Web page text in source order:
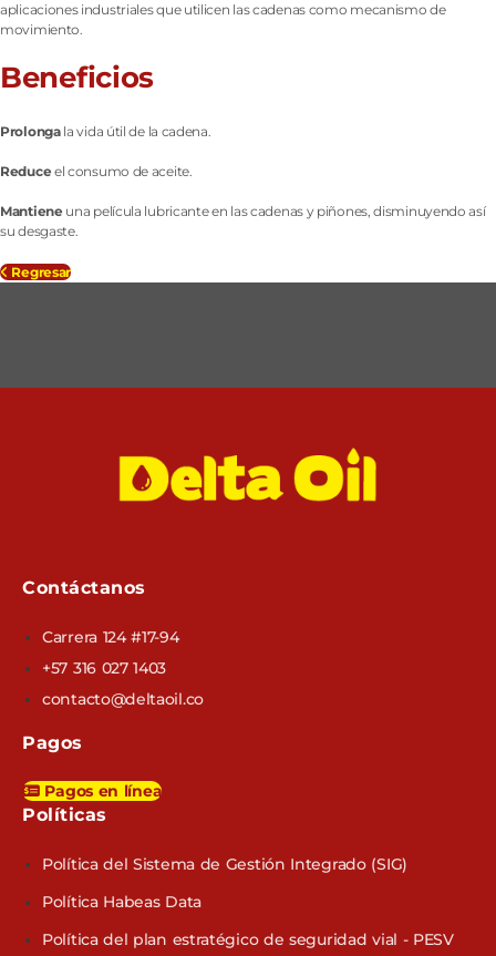
aplicaciones industriales que utilicen las cadenas como mecanismo de
movimiento.
Beneficios
Prolonga la vida útil de la cadena.
Reduceel consumo de aceite.
Mantiene una película lubricante en las cadenas y piñones, disminuyendo así
su desgaste.
Regresar
Contáctanos
Carrera 124 #17-94
+57 316 027 1403
contacto@deltaoil.co
Pagos
Pagos en línea
Políticas​
Política del Sistema de Gestión Integrado (SIG)
Política Habeas Data
Política del plan estratégico de seguridad vial - PESV